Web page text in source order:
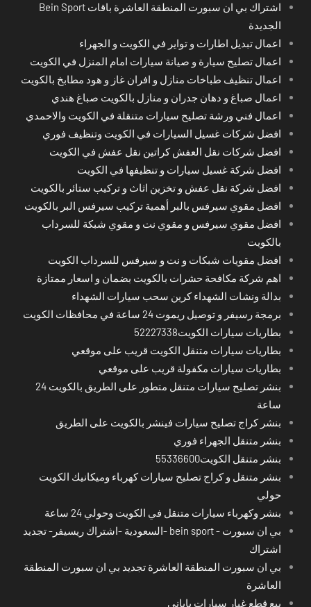
اشتراك بي ان سبورت المنطقة العاشرة باقات Bein Sport
الجديدة
اعمال تبديل اطارات و تواير في الكويت و الجهراء
اعمال تصليح سيارة و صيانة سيارات امام المنزل في الكويت
اعمال تنظيف طباخات منازل و افران غاز و هود مطابخ بالكويت
اعمال صباغ و دهان جدران و منازل بالكويت صباغ هندي
اعمال فني ورشة تصليح سيارات متنقلة في الكويت والاحمدي
افضل شركات غسيل السيارات في الكويت وتنظيف فوري
افضل شركات نقل العفش كراتين نقل عفش في الكويت
افضل شركة غسيل سيارات و تنظيفها في الكويت
افضل شركة نقل عفش و تخزين اثاث و تركيب ستائر بالكويت
افضل مقوي سيرفس بالبر أهمية تركيب سيرفس البر بالكويت
افضل مقوي سيرفس و مقوي نت و مقوي شبكة للسرداب
بالكويت
افضل مقويات شبكات و نت و سيرفس للسرداب الكويت
اهم شركة مكافحة حشرات بالكويت بضمان و اسعار ممتازة
بدالة ونشات الشهداء كرين سحب سيارات الشهداء
برمجة رسيفر و توصيل ريموت 24 ساعة في محافظات الكويت
بطاريات سيارات الكويت52227338
بطاريات سيارات متنقل الكويت قريب على موقعي
بطاريات سيارات مكفولة قريب على موقعي
بنشر تصليح سيارات متنقل متطور على الطريق بالكويت 24
ساعة
بنشر كراج تصليح سيارات فينشر بالكويت على الطريق
بنشر متنقل الجهراء فوري
بنشر متنقل الكويت55336600
بنشر متنقل و كراج تصليح سيارات كهرباء وميكانيك الكويت
حولي
بنشر وكهرباء سيارات متنقل في الكويت وحولي 24 ساعة
بي ان سبورت - bein sport -السعودية -اشتراك ريسيفر- تجديد
اشتراك
بي ان سبورت المنطقة العاشرة تجديد بي ان سبورت المنطقة
العاشرة
بيع قطع غيار سيارات ياباني